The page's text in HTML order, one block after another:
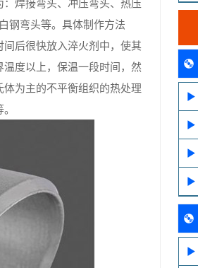
钢弯头等。具体制作方法
后很快放入淬火剂中，使其
度以上，保温一段时间，然
为主的不平衡组织的热处理